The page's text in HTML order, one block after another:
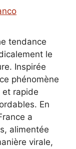
tendance
le
Inspirée
phénomène
et rapide
En
a
alimentée
virale,